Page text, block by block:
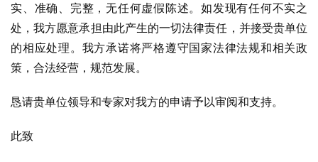
实、准确、完整，无任何虚假陈述。如发现有任何不实之
处，我方愿意承担由此产生的一切法律责任，并接受贵单位
的相应处理。我方承诺将严格遵守国家法律法规和相关政
策，合法经营，规范发展。
恳请贵单位领导和专家对我方的申请予以审阅和支持。
此致